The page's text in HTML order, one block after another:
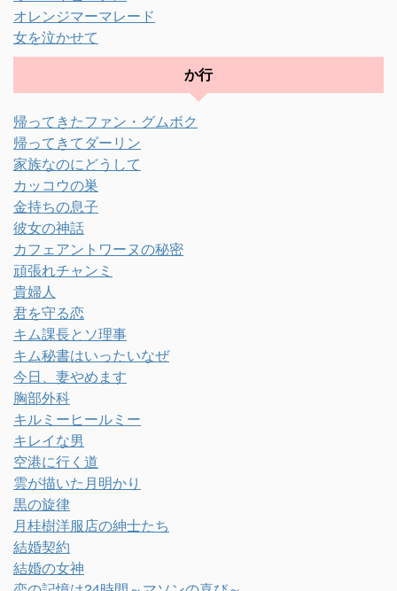
オレンジマーマレード
女を泣かせて
か行
帰ってきたファン・グムボク
帰ってきてダーリン
家族なのにどうして
カッコウの巣
金持ちの息子
彼女の神話
カフェアントワーヌの秘密
頑張れチャンミ
貴婦人
君を守る恋
キム課長とソ理事
キム秘書はいったいなぜ
今日、妻やめます
胸部外科
キルミーヒールミー
キレイな男
空港に行く道
雲が描いた月明かり
黒の旋律
月桂樹洋服店の紳士たち
結婚契約
結婚の女神